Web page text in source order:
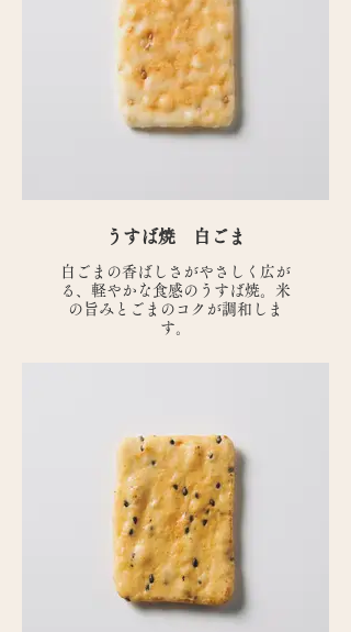
うすば焼 白ごま
白ごまの香ばしさがやさしく広が
る、軽やかな食感のうすば焼。米
の旨みとごまのコクが調和しま
す。